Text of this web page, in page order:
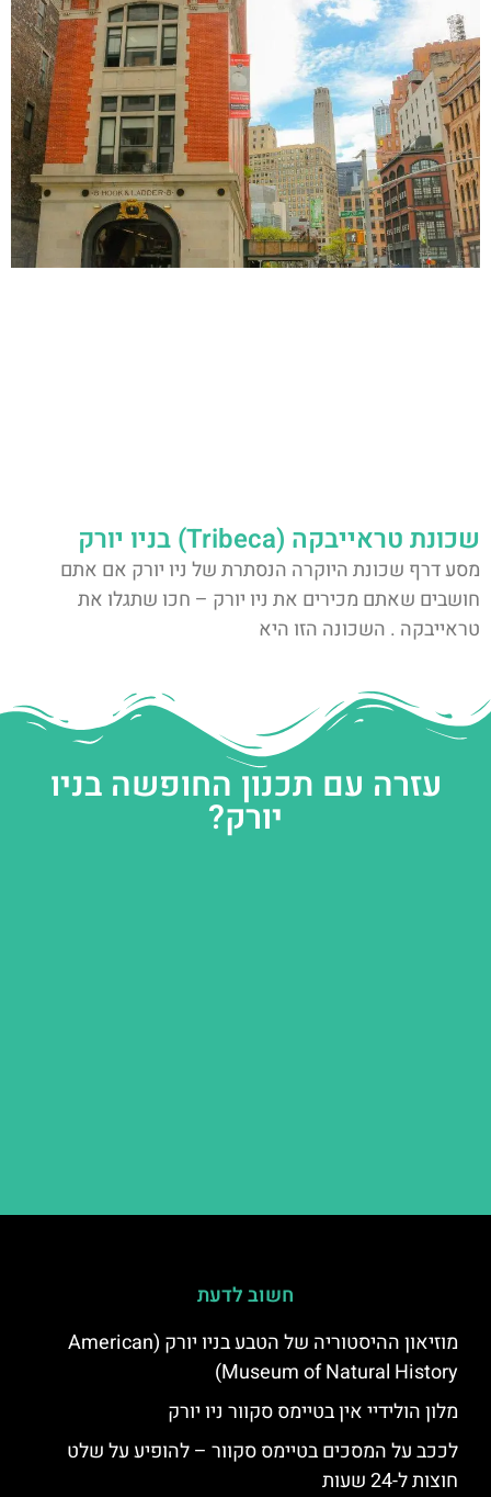
שכונת טראייבקה (Tribeca) בניו יורק
מסע דרף שכונת היוקרה הנסתרת של ניו יורק אם אתם
חושבים שאתם מכירים את ניו יורק – חכו שתגלו את
טראייבקה . השכונה הזו היא
עזרה עם תכנון החופשה בניו
יורק?
חשוב לדעת
מוזיאון ההיסטוריה של הטבע בניו יורק (American
Museum of Natural History)
מלון הולידיי אין בטיימס סקוור ניו יורק
לככב על המסכים בטיימס סקוור – להופיע על שלט
חוצות ל-24 שעות